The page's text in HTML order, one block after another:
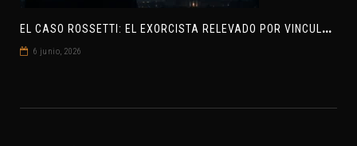
E
L CASO ROSSETTI: EL EXORCISTA RELEVADO POR VINCULAR OVNIS Y DEMONIOS
6 junio, 2026